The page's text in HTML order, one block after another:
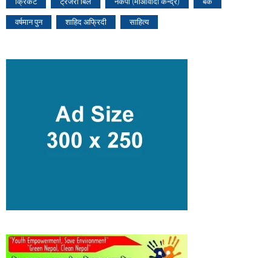
वर्षमान पुन शाहिद अफ्रिदी साहित्य